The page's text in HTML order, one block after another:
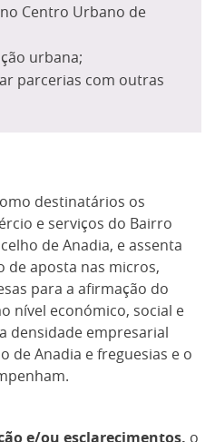
Centro Urbano de
urbana;
parcerias com outras
destinatários os
e serviços do Bairro
de Anadia, e assenta
de aposta nas micros,
para a afirmação do
nível económico, social e
densidade empresarial
de Anadia e freguesias e o
e/ou esclarecimentos, o